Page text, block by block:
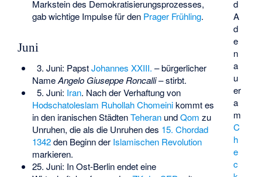
d
A
d
e
n
a
u
er
a
m
C
h
e
c
Markstein des Demokratisierungsprozesses,
gab wichtige Impulse für den Prager Frühling.
Juni
3. Juni: PapstJohannes XXIII. – bürgerlicher
NameAngelo Giuseppe Roncalli– stirbt.
5. Juni: Iran. Nach der Verhaftung von
Hodschatoleslam Ruhollah Chomeinikommt es
in den iranischen StädtenTeheranundQom zu
Unruhen, die als die Unruhen des 15. Chordad
1342den Beginn der Islamischen Revolution
markieren.
25. Juni: In Ost-Berlin endet eine